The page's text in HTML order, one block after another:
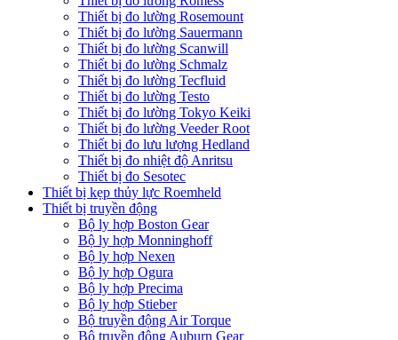
Thiết bị đo lường Rosemount
Thiết bị đo lường Sauermann
Thiết bị đo lường Scanwill
Thiết bị đo lường Schmalz
Thiết bị đo lường Tecfluid
Thiết bị đo lường Testo
Thiết bị đo lường Tokyo Keiki
Thiết bị đo lường Veeder Root
Thiết bị đo lưu lượng Hedland
Thiết bị đo nhiệt độ Anritsu
Thiết bị đo Sesotec
Thiết bị kẹp thủy lực Roemheld
Thiết bị truyền động
Bộ ly hợp Boston Gear
Bộ ly hợp Monninghoff
Bộ ly hợp Nexen
Bộ ly hợp Ogura
Bộ ly hợp Precima
Bộ ly hợp Stieber
Bộ truyền động Air Torque
Bộ truyền động Auburn Gear